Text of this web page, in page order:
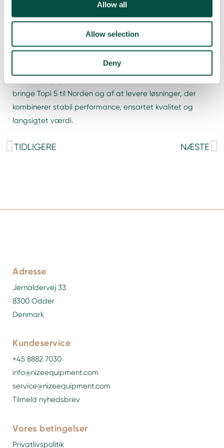
Allow all
Allow selection
Deny
gennemført af NIZE equipment i Danmark og Sverige,
understreger vores position som teknologipartner i
Norden. Vi arbejder tæt sammen med swissQprint om at
introducere nye generationer af printteknologi og sikre,
at de hurtigt bliver omsat til reel værdi hos vores kunder.
bringe Topi 5 til Norden og af at levere løsninger, der
kombinerer stabil performance, ensartet kvalitet og
langsigtet værdi.
TIDLIGERE NÆSTE
Adresse
Jernaldervej 33
8300 Odder
Denmark
Kundeservice
+45 8882 7030
info@nizeequipment.com
service@nizeequipment.com
Tilmeld nyhedsbrev
Vores betingelser
Privatlivspolitik